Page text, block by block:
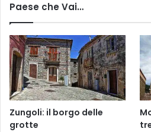
Paese che Vai…
Zungoli: il borgo delle
grotte